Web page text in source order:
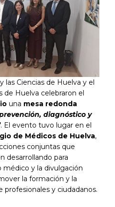
las Ciencias de Huelva y el
de Huelva celebraron el
una mesa redonda
diagnóstico y
. El evento tuvo lugar en el
de Médicos de Huelva,
conjuntas que
desarrollando para
y la divulgación
la formación y la
y ciudadanos.